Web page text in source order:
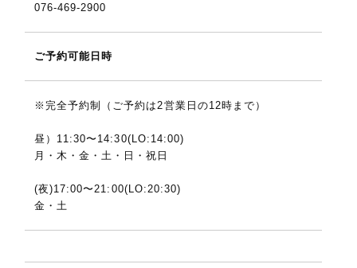
076-469-2900
ご予約可能日時
※完全予約制（ご予約は2営業日の12時まで）
昼）11:30〜14:30(LO:14:00)
月・木・金・土・日・祝日
(夜)17:00〜21:00(LO:20:30)
金・土